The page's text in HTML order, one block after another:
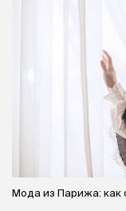
Мода из Парижа: как